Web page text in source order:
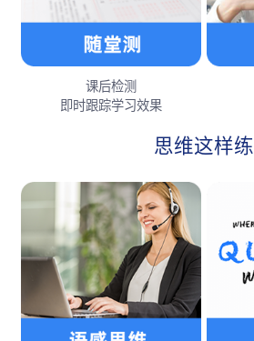
课后检测
即时跟踪学习效果
思维这样练